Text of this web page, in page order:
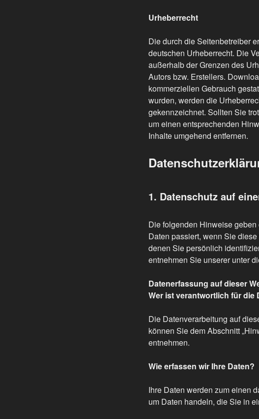
Urheberrecht
Die durch die Seitenbetreiber
deutschen Urheberrecht. Die
außerhalb der Grenzen des
Autors bzw. Erstellers.
kommerziellen Gebrauch
wurden, werden die
gekennzeichnet. Sollten Sie
um einen entsprechenden
Inhalte umgehend entfernen.
1. Datenschutz auf
Die folgenden Hinweise
Daten passiert, wenn Sie
denen Sie persönlich
entnehmen Sie unserer unter
Datenerfassung auf dieser
Wer ist verantwortlich für die
Die Datenverarbeitung auf
können Sie dem Abschnitt
entnehmen.
Wie erfassen wir Ihre Daten?
Ihre Daten werden zum einen
um Daten handeln, die Sie in